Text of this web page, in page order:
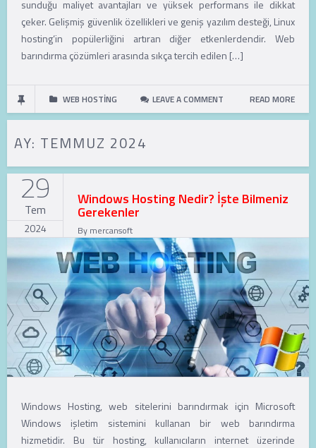
sunduğu maliyet avantajları ve yüksek performans ile dikkat
çeker. Gelişmiş güvenlik özellikleri ve geniş yazılım desteği, Linux
hosting‘in popülerliğini artıran diğer etkenlerdendir. Web
barındırma çözümleri arasında sıkça tercih edilen […]
WEB HOSTING LEAVE A COMMENT READ MORE
AY: TEMMUZ 2024
29
Tem
2024
Windows Hosting Nedir? İşte Bilmeniz
Gerekenler
By mercansoft
Windows Hosting, web sitelerini barındırmak için Microsoft
Windows işletim sistemini kullanan bir web barındırma
hizmetidir. Bu tür hosting, kullanıcıların internet üzerinde